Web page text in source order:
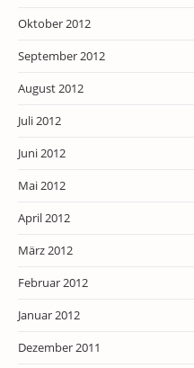
Oktober 2012
September 2012
August 2012
Juli 2012
Juni 2012
Mai 2012
April 2012
März 2012
Februar 2012
Januar 2012
Dezember 2011